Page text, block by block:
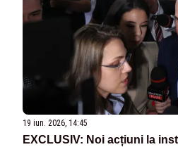
19 iun. 2026, 14:45
EXCLUSIV: Noi acțiuni la